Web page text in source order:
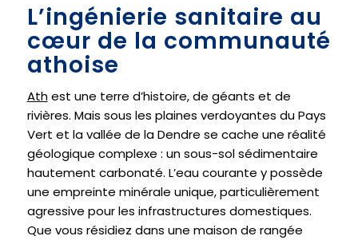
L’ingénierie sanitaire au
cœur de la communauté
athoise
Athest une terre d’histoire, de géants et de
rivières. Mais sous les plaines verdoyantes du Pays
Vert et la vallée de la Dendre se cache une réalité
géologique complexe : un sous-sol sédimentaire
hautement carbonaté. L’eau courante y possède
une empreinte minérale unique, particulièrement
agressive pour les infrastructures domestiques.
Que vous résidiez dans une maison de rangée